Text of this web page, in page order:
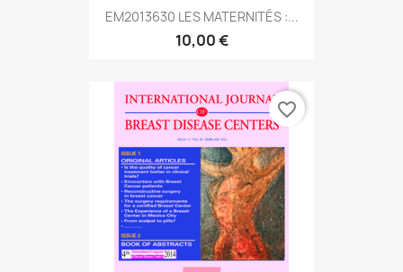
EM2013630 LES MATERNITÉS :...
10,00 €
favorite_border